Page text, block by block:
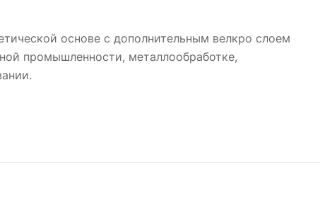
основе с дополнительным велкро слоем
промышленности, металлообработке,